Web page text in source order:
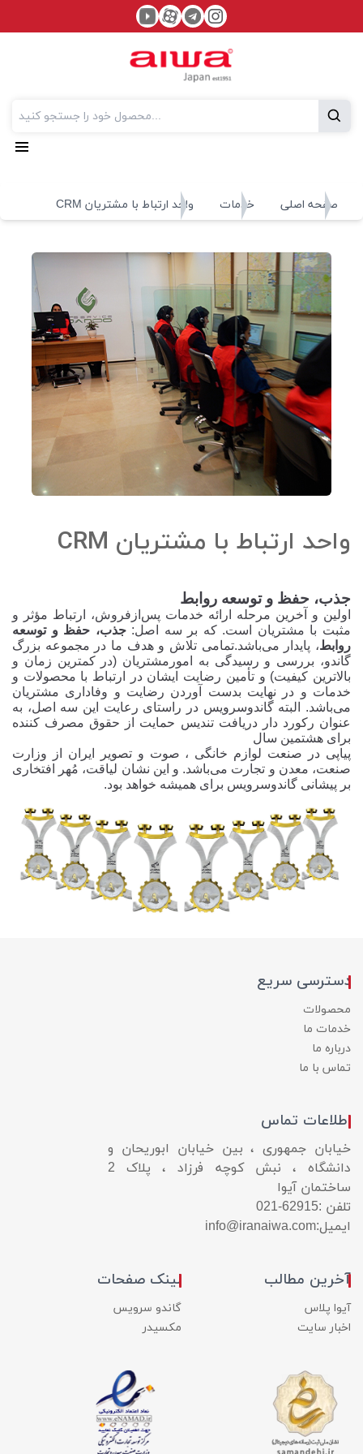
صفحه اصلی خدمات واحد ارتباط با مشتریان CRM
واحد ارتباط با مشتریان CRM
جذب، حفظ و توسعه روابط
اولین و آخرین مرحله ارائه خدمات پس‌ازفروش، ارتباط مؤثر و
مثبت با مشتریان است.که بر سه اصل:جذب، حفظ و توسعه
روابط، پایدار می‌باشد.تمامی تلاش و هدف ما در مجموعه بزرگ
گاندو، بررسی و رسیدگی به امورمشتریان (در کمترین زمان و
بالاترین کیفیت) و تأمین رضایت ایشان در ارتباط با محصولات و
خدمات و در نهایت بدست آوردن رضایت و وفاداری مشتریان
می‌باشد.
البته گاندوسرویس در راستای رعایت این سه اصل، به
عنوان رکورد دار دریافت تندیس حمایت از حقوق مصرف کننده
برای هشتمین سال
پیاپی در صنعت لوازم خانگی ، صوت و تصویر ایران از وزارت
صنعت، معدن و تجارت می‌باشد. و این نشان لیاقت، مُهر افتخاری
بر پیشانی گاندوسرویس برای همیشه خواهد بود.
دسترسی سریع
محصولات
خدمات ما
درباره ما
تماس با ما
اطلاعات تماس
خیابان جمهوری ، بین خیابان ابوریحان و
دانشگاه ، نبش کوچه فرزاد ، پلاک 2
ساختمان آیوا
تلفن :021-62915
ایمیل:info@iranaiwa.com
آخرین مطالب
آیوا پلاس
اخبار سایت
لینک صفحات
گاندو سرویس
مکسیدر